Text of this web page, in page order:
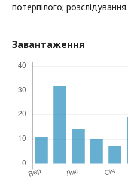
потерпілого; розслідування.
Завантаження